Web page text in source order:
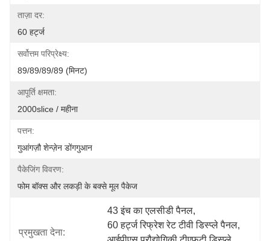
ताज़ा दर:
60 हर्ट्ज
सर्वोत्तम परिप्रेक्ष्य:
89/89/89/89 (मिनट)
आपूर्ति क्षमता:
2000slice / महीना
पत्तन:
गुआंगज़ौ शेन्ज़ेन डोंगगुआन
पैकेजिंग विवरण:
फोम बॉक्स और लकड़ी के बक्से मूल पैकेज
प्रमुखता देना:
43 इंच का एलसीडी पैनल,
60 हर्ट्ज रिफ्रेश रेट टीवी डिस्प्ले पैनल,